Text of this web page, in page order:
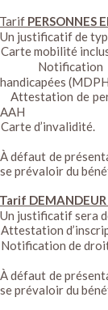
Tarif PERSONNES
Un justificatif de
Carte mobilité
Notification
handicapées
Attestation de
AAH
Carte d’invalidité.
À défaut de
se prévaloir du
Tarif DEMANDEUR
Un justificatif sera
Attestation
Notification de
À défaut de
se prévaloir du